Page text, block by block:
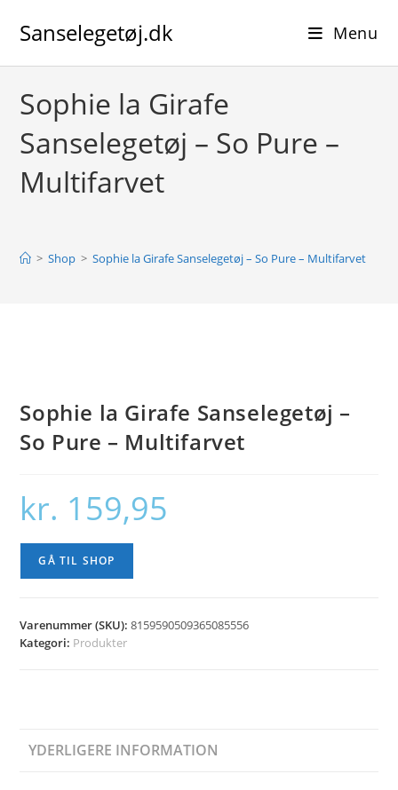
Sanselegetøj.dk Menu
Sophie la Girafe
Sanselegetøj – So Pure –
Multifarvet
> Shop > Sophie la Girafe Sanselegetøj – So Pure – Multifarvet
Sophie la Girafe Sanselegetøj –
So Pure – Multifarvet
kr. 159,95
GÅ TIL SHOP
Varenummer (SKU):8159590509365085556
Kategori: Produkter
YDERLIGERE INFORMATION